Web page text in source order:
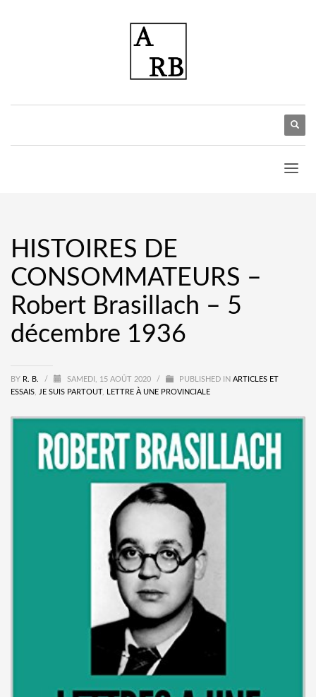
HISTOIRES DE
CONSOMMATEURS –
Robert Brasillach – 5
décembre 1936
BY R. B. / SAMEDI, 15 AOÛT 2020 / PUBLISHED IN ARTICLES ET
ESSAIS
JE SUIS PARTOUT, LETTRE À UNE PROVINCIALE